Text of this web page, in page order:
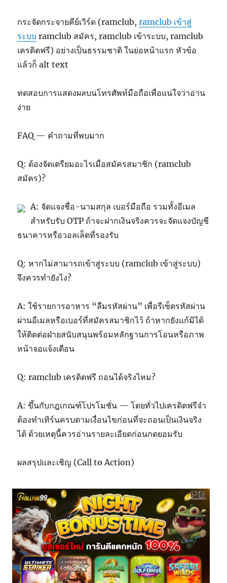
กระจัดกระจายคีย์เวิร์ด (ramclub,ramclub เข้าสู่
ระบบ ramclub สมัคร, ramclub เข้าระบบ, ramclub
เครดิตฟรี) อย่างเป็นธรรมชาติ ในย่อหน้าแรก หัวข้อ
แล้วก็ alt text
ทดสอบการแสดงผลบนโทรศัพท์มือถือเพื่อแน่ใจว่าอ่าน
ง่าย
FAQ — คำถามที่พบมาก
Q: ต้องจัดเตรียมอะไรเมื่อสมัครสมาชิก (ramclub
สมัคร)?
A: จัดแจงชื่อ-นามสกุล เบอร์มือถือ รวมทั้งอีเมล
สำหรับรับ OTP ถ้าจะฝากเงินจริงควรจะจัดแจงบัญชี
ธนาคารหรือวอลเล็ตที่รองรับ
Q: หากไม่สามารถเข้าสู่ระบบ (ramclub เข้าสู่ระบบ)
จึงควรทำยังไง?
A: ใช้รายการอาหาร “ลืมรหัสผ่าน” เพื่อรีเซ็ตรหัสผ่าน
ผ่านอีเมลหรือเบอร์ที่สมัครสมาชิกไว้ ถ้าหากยังแก้มิได้
ให้ติดต่อฝ่ายสนับสนุนพร้อมหลักฐานการโอนหรือภาพ
หน้าจอแจ้งเตือน
Q: ramclub เครดิตฟรี ถอนได้จริงไหม?
A: ขึ้นกับกฎเกณฑ์โปรโมชั่น — โดยทั่วไปเครดิตฟรีจำ
ต้องทำเทิร์นครบตามเงื่อนไขก่อนที่จะถอนเป็นเงินจริง
ได้ ด้วยเหตุนี้ควรอ่านรายละเอียดก่อนกดยอมรับ
ผลสรุปและเชิญ (Call to Action)